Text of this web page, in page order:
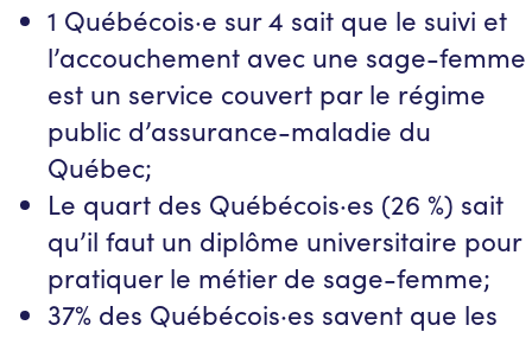
1 Québécois·e sur 4 sait que le suivi et
l’accouchement avec une sage-femme
est un service couvert par le régime
public d’assurance-maladie du
Québec;
Le quart des Québécois·es (26 %) sait
qu’il faut un diplôme universitaire pour
pratiquer le métier de sage-femme;
37% des Québécois·es savent que les